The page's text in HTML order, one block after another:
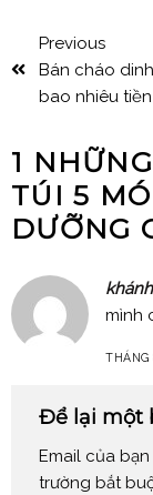
Previous
Bán cháo
bao nhiêu tiền
1
TÚI 5
DƯỠNG
khánh
mình
THÁNG
Để lại một
Email của
trường bắt